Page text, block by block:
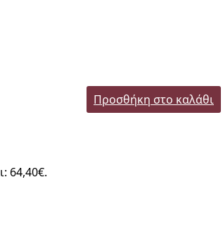
Προσθήκη στο καλάθι
64,40€.